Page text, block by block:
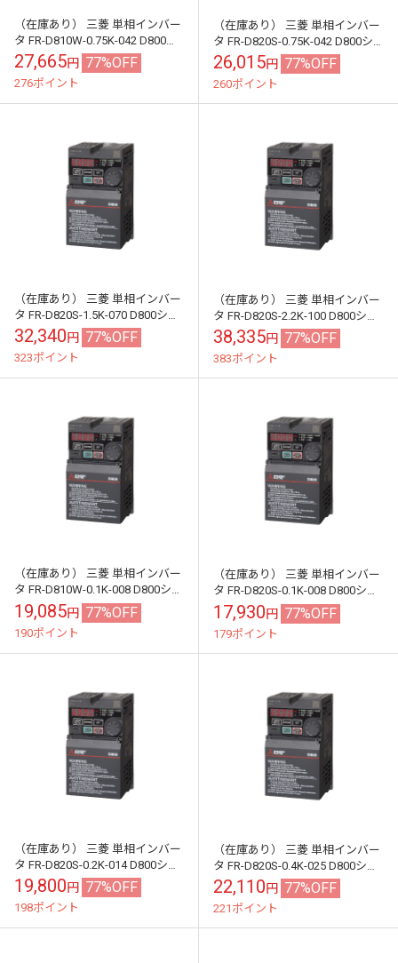
（在庫あり） 三菱 単相インバー
タ FR-D810W-0.75K-042 D800シ
リーズ 単相100V入力 0.75kW (三
相...
27,665円 77%OFF
276ポイント
（在庫あり） 三菱 単相インバー
タ FR-D820S-0.75K-042 D800シ
リーズ 単相200V入力 0.75kW (三
相...
26,015円 77%OFF
260ポイント
（在庫あり） 三菱 単相インバー
タ FR-D820S-1.5K-070 D800シリ
ーズ 単相200V入力 1.5kW (三相
モー...
32,340円 77%OFF
323ポイント
（在庫あり） 三菱 単相インバー
タ FR-D820S-2.2K-100 D800シリ
ーズ 単相200V入力 2.2kW (三相
モー...
38,335円 77%OFF
383ポイント
（在庫あり） 三菱 単相インバー
タ FR-D810W-0.1K-008 D800シリ
ーズ 単相100V入力 0.1kW (三相
モー...
19,085円 77%OFF
190ポイント
（在庫あり） 三菱 単相インバー
タ FR-D820S-0.1K-008 D800シリ
ーズ 単相200V入力 0.1kW (三相
モー...
17,930円 77%OFF
179ポイント
（在庫あり） 三菱 単相インバー
タ FR-D820S-0.2K-014 D800シリ
ーズ 単相200V入力 0.2kW (三相
モー...
19,800円 77%OFF
198ポイント
（在庫あり） 三菱 単相インバー
タ FR-D820S-0.4K-025 D800シリ
ーズ 単相200V入力 0.4kW (三相
モー...
22,110円 77%OFF
221ポイント